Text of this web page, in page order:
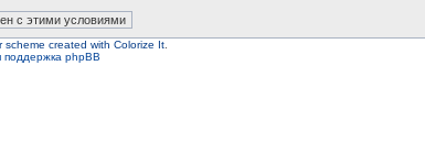
scheme created with Colorize It.
поддержка phpBB